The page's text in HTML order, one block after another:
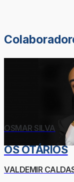
OSMAR SILVA
OS OTÁRIOS
VALDEMIR